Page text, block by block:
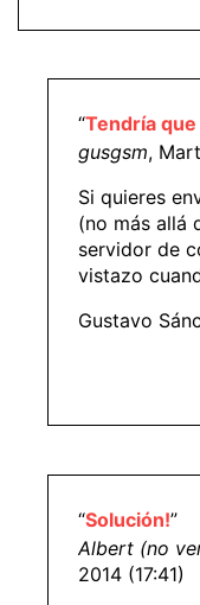
“Tendría
gusgsm,
Si quieres
(no más allá
servidor de
vistazo
Gustavo
“Solución!”
Albert (no
2014 (17:41)